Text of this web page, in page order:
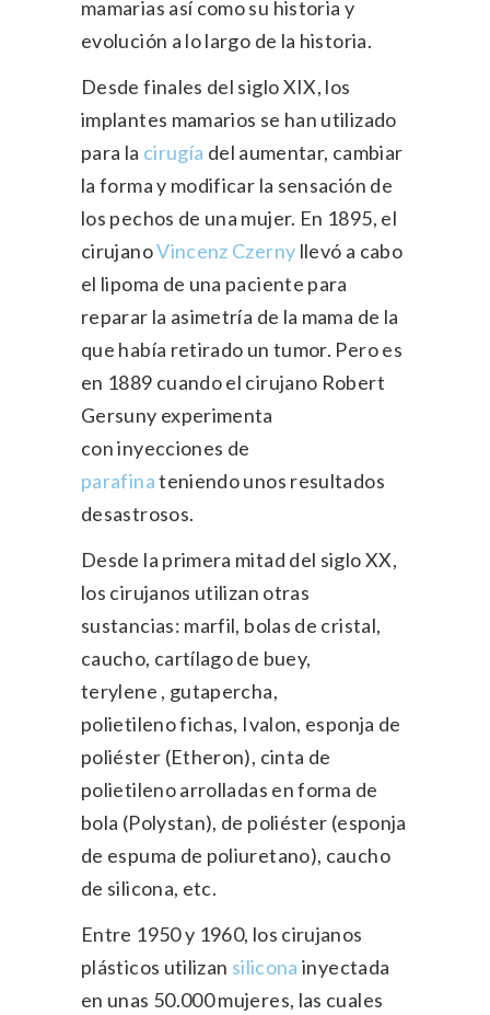
mamarias así como su historia y
evolución a lo largo de la historia.
Desde finales del siglo XIX, los
implantes mamarios se han utilizado
para la cirugía del aumentar, cambiar
la forma y modificar la sensación de
los pechos de una mujer. En 1895, el
cirujanoVincenz Czerny llevó a cabo
el lipoma de una paciente para
reparar la asimetría de la mama de la
que había retirado un tumor. Pero es
en 1889 cuando el cirujano Robert
Gersuny experimenta
con inyecciones de
parafinateniendo unos resultados
desastrosos.
Desde la primera mitad del siglo XX,
los cirujanos utilizan otras
sustancias: marfil, bolas de cristal,
caucho, cartílago de buey,
terylene , gutapercha,
polietileno fichas, Ivalon, esponja de
poliéster (Etheron), cinta de
polietileno arrolladas en forma de
bola (Polystan), de poliéster (esponja
de espuma de poliuretano), caucho
de silicona, etc.
Entre 1950 y 1960, los cirujanos
plásticos utilizan silicona inyectada
en unas 50.000 mujeres, las cuales